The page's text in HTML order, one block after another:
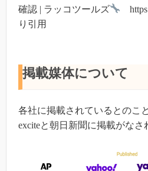
確認 | ラッコツールズ
り引用
掲載媒体について
各社に掲載されているとのこ
exciteと朝日新聞に掲載がなさ